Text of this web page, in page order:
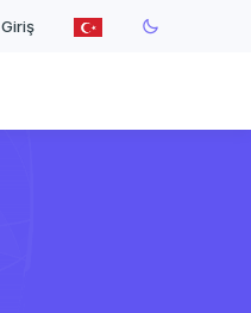
Giriş